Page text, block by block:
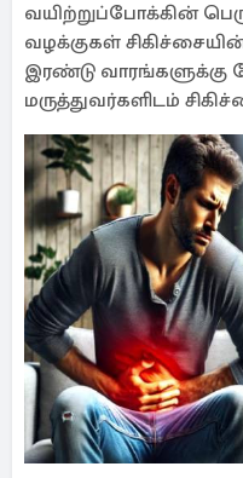
வயிற்றுப்போக்கின்
வழக்குகள்
இரண்டு வாரங்களுக்கு
மருத்துவர்களிடம்